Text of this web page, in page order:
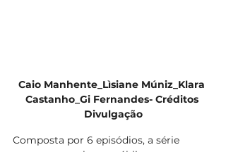
Caio Manhente_Lìsiane Múniz_Klara
Castanho_Gi Fernandes- Créditos
Divulgação
Composta por 6 episódios, a série